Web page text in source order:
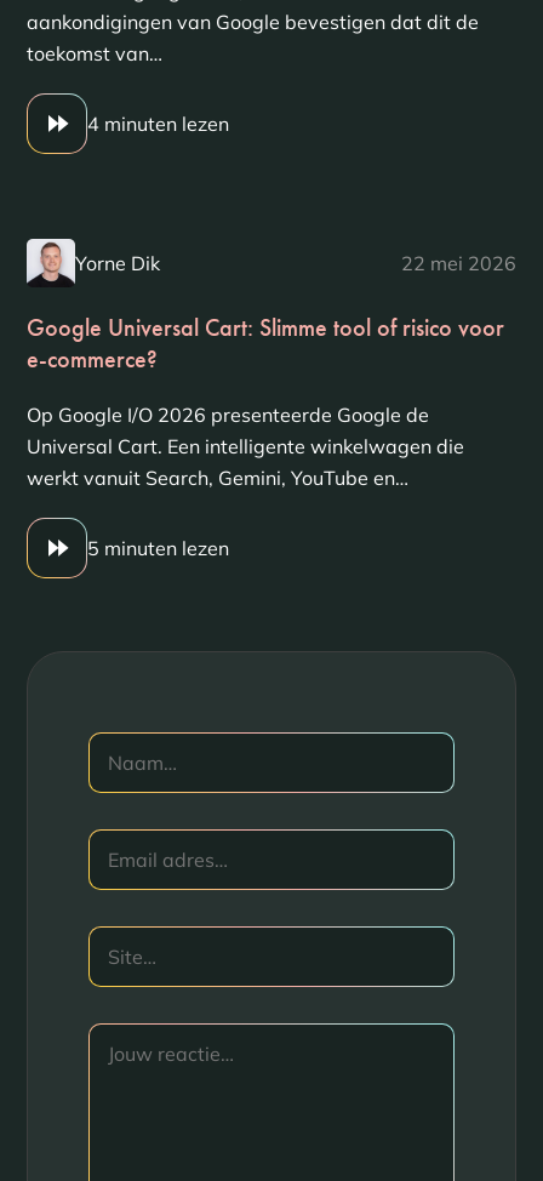
aankondigingen van Google bevestigen dat dit de
toekomst van…
4 minuten lezen
Yorne Dik 22 mei 2026
Google Universal Cart: Slimme tool of risico voor
e-commerce?
Op Google I/O 2026 presenteerde Google de
Universal Cart. Een intelligente winkelwagen die
werkt vanuit Search, Gemini, YouTube en…
5 minuten lezen